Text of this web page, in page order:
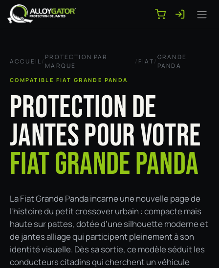
Se rendre au contenu
ACCUEIL/
PROTECTION PAR
MARQUE
/ FIAT/
GRANDE
PANDA
COMPATIBLE FIAT GRANDE PANDA
PROTECTION DE
JANTES POUR VOTRE
FIAT GRANDE PANDA
La Fiat Grande Panda incarne une nouvelle page de
l'histoire du petit crossover urbain : compacte mais
haute sur pattes, dotée d'une silhouette moderne et
de jantes alliage qui participent pleinement à son
identité visuelle. Dès sa sortie, ce modèle séduit les
conducteurs citadins qui cherchent un véhicule